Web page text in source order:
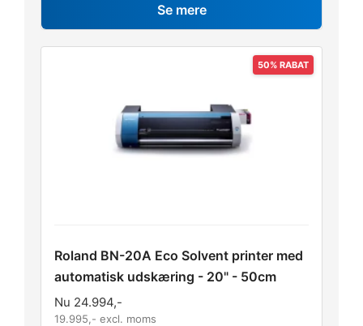
Se mere
Roland BN-20A Eco Solvent printer med
automatisk udskæring - 20" - 50cm
Nu 24.994,-
19.995 ,- excl. moms